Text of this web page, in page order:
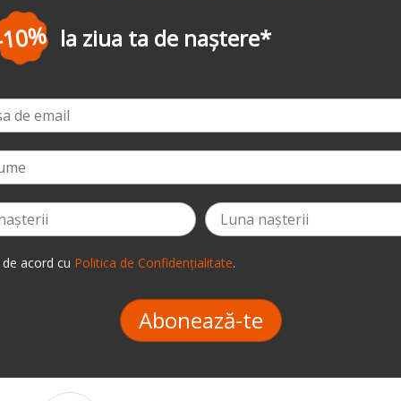
-3% la prima comandă
acord cu Politica de Confidențialitate.
Abonează-te